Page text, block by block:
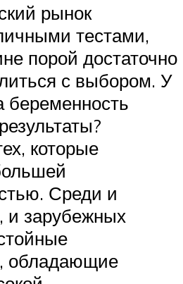
рынок
тестами,
порой достаточно
с выбором. У
беременность
которые
Среди и
и зарубежных
обладающие